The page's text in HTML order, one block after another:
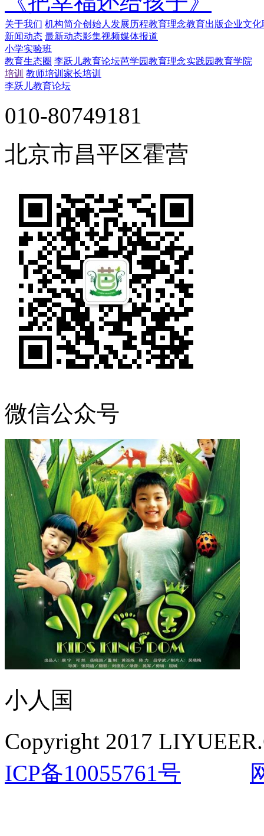
关于我们 机构简介创始人 发展历程教育理念教育出版企业文化
新闻动态 最新动态影集视频媒体报道
小学实验班
教育生态圈 李跃儿教育论坛芭学园教育理念实践园教育学院
培训 教师培训 家长培训
李跃儿教育论坛
010-80749181
北京市昌平区霍营
微信公众号
小人国
Copyright 2017
ICP备10055761号